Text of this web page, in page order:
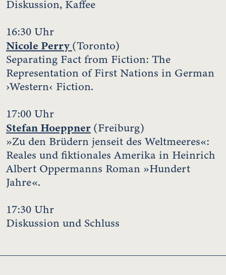
Diskussion, Kaffee
16:30 Uhr
Nicole Perry(Toronto)
Separating Fact from Fiction: The
Representation of First Nations in German
›Western‹ Fiction.
17:00 Uhr
Stefan Hoeppner (Freiburg)
»Zu den Brüdern jenseit des Weltmeeres«:
Reales und fiktionales Amerika in Heinrich
Albert Oppermanns Roman »Hundert
Jahre«.
17:30 Uhr
Diskussion und Schluss